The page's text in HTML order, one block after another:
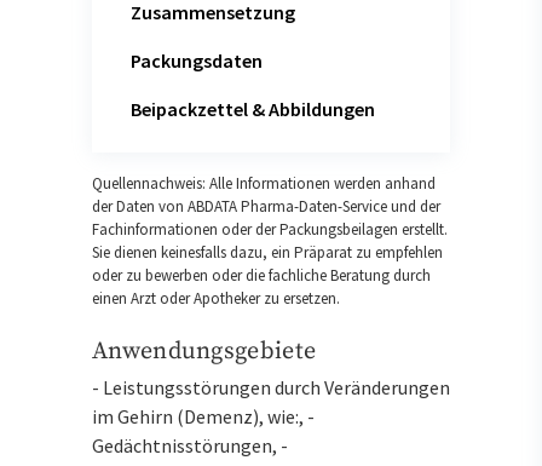
Zusammensetzung
Packungsdaten
Beipackzettel & Abbildungen
Quellennachweis: Alle Informationen werden anhand
der Daten von ABDATA Pharma-Daten-Service und der
Fachinformationen oder der Packungsbeilagen erstellt.
Sie dienen keinesfalls dazu, ein Präparat zu empfehlen
oder zu bewerben oder die fachliche Beratung durch
einen Arzt oder Apotheker zu ersetzen.
Anwendungsgebiete
- Leistungsstörungen durch Veränderungen
im Gehirn (Demenz), wie:, -
Gedächtnisstörungen, -